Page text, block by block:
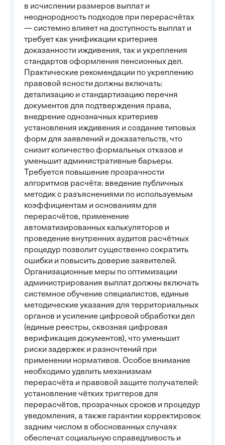
в исчислении размеров выплат и
неоднородность подходов при перерасчётах
— системно влияет на доступность выплат и
требует как унификации критериев
доказанности иждивения, так и укрепления
стандартов оформления пенсионных дел.
Практические рекомендации по укреплению
правовой ясности должны включать:
детализацию и стандартизацию перечня
документов для подтверждения права,
внедрение однозначных критериев
установления иждивения и создание типовых
форм для заявлений и доказательств, что
снизит количество формальных отказов и
уменьшит административные барьеры.
Требуется повышение прозрачности
алгоритмов расчёта: введение публичных
методик с разъяснениями по используемым
коэффициентам и основаниям для
перерасчётов, применение
автоматизированных калькуляторов и
проведение внутренних аудитов расчётных
процедур позволит существенно сократить
ошибки и повысить доверие заявителей.
Организационные меры по оптимизации
администрирования выплат должны включать
системное обучение специалистов, единые
методические указания для территориальных
органов и усиление цифровой обработки дел
(единые реестры, сквозная цифровая
верификация документов), что уменьшит
риски задержек и разночтений при
применении нормативов. Особое внимание
необходимо уделить механизмам
перерасчёта и правовой защите получателей:
установление чётких триггеров для
перерасчётов, прозрачных сроков и процедур
уведомления, а также гарантии корректировок
задним числом в обоснованных случаях
обеспечат социальную справедливость и